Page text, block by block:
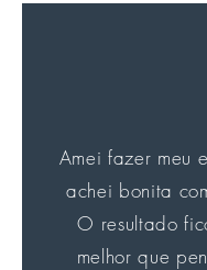
Amei fazer meu
achei bonita
O resultado
melhor que